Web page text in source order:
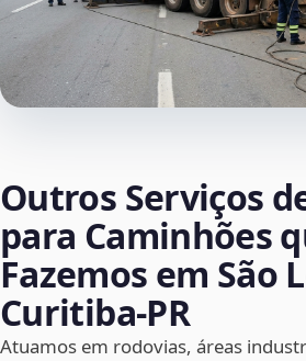
Outros Serviços
para Caminhões
Fazemos em São
Curitiba‑PR
Atuamos em rodovias, áreas